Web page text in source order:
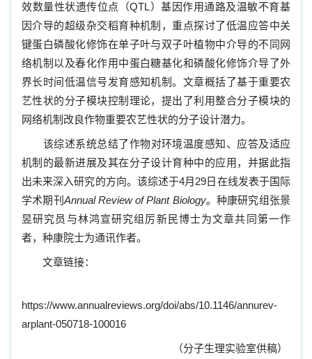
效数量性状遗传位点（QTL）基因作用通路及温敏不育基
因介导的超级杂交稻育种机制，重点探讨了低温应答中关
键蛋白磷酸化修饰在单子叶与双子叶植物中介导的不同网
络机制以及春化作用中蛋白糖基化和磷酸化修饰介导了外
界长时间低温信号发育感知机制。文章概括了基于重要农
艺性状的分子模块控制理论，提出了利用整合分子模块的
网络机制改良作物重要农艺性状的分子设计潜力。
该综述系统总结了作物对环境温度感知、应答及适应
机制的最新进展及其在分子设计育种中的应用，并据此指
出未来深入研究的方向。该综述于4月 29日在线发表于国际
学术期刊 Annual Review of Plant Biology。种康研究组张景
昱研究员与林鸿宣研究组厉新民博士为文章共同第一作
者，种康院士为通讯作者。
文章链接：
https://www.annualreviews.org/doi/abs/10.1146/annurev-
arplant-050718-100016
（分子生理实验室供稿）